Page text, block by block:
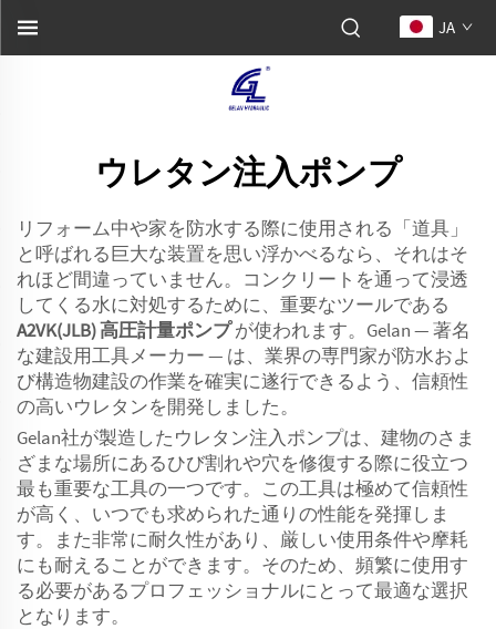
JA
ウレタン注入ポンプ
リフォーム中や家を防水する際に使用される「道具」
と呼ばれる巨大な装置を思い浮かべるなら、それはそ
れほど間違っていません。コンクリートを通って浸透
してくる水に対処するために、重要なツールである
A2VK(JLB) 高圧計量ポンプが使われます。Gelan — 著名
な建設用工具メーカー — は、業界の専門家が防水およ
び構造物建設の作業を確実に遂行できるよう、信頼性
の高いウレタンを開発しました。
Gelan社が製造したウレタン注入ポンプは、建物のさま
ざまな場所にあるひび割れや穴を修復する際に役立つ
最も重要な工具の一つです。この工具は極めて信頼性
が高く、いつでも求められた通りの性能を発揮しま
す。また非常に耐久性があり、厳しい使用条件や摩耗
にも耐えることができます。そのため、頻繁に使用す
る必要があるプロフェッショナルにとって最適な選択
となります。